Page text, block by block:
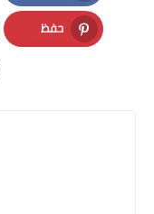
Facebook
حفظ
Pinterest